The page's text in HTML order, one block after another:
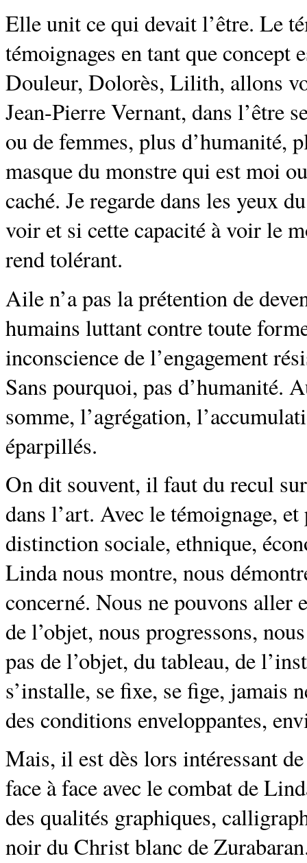
Elle unit ce qui devait l’être. Le
témoignages en tant que concept
Douleur, Dolorès, Lilith, allons
Jean-Pierre Vernant, dans l’être
ou de femmes, plus d’humanité,
masque du monstre qui est moi
caché. Je regarde dans les yeux
voir et si cette capacité à voir le
rend tolérant.
Aile n’a pas la prétention de
humains luttant contre toute
inconscience de l’engagement
Sans pourquoi, pas d’humanité.
somme, l’agrégation,
éparpillés.
On dit souvent, il faut du recul
dans l’art. Avec le témoignage,
distinction sociale, ethnique,
Linda nous montre, nous
concerné. Nous ne pouvons aller
de l’objet, nous progressons,
pas de l’objet, du tableau, de
s’installe, se fixe, se fige, jamais
des conditions enveloppantes,
Mais, il est dès lors intéressant
face à face avec le combat de
des qualités graphiques,
noir du Christ blanc de